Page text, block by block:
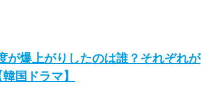
が爆上がりしたのは誰？それぞれが
国ドラマ】